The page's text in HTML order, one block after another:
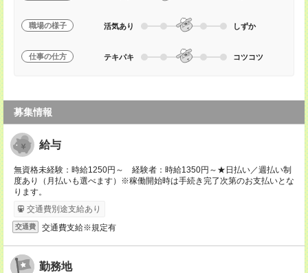
職場の様子 活気あり しずか
仕事の仕方 テキパキ コツコツ
募集情報
給与
無資格未経験：時給1250円～ 経験者：時給1350円～★日払い／週払い制
度あり（月払いも選べます）※稼働開始時は手続き完了次第のお支払いとな
ります。
交通費別途支給あり
交通費 交通費支給※規定有
勤務地